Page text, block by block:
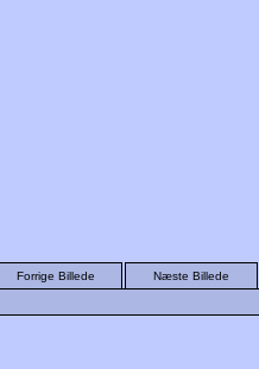
Næste Billede
Forrige Billede